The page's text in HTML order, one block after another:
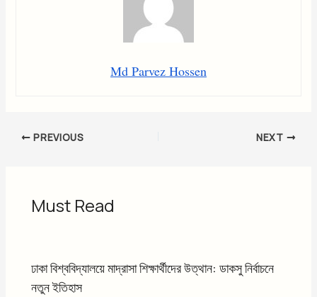
Md Parvez Hossen
PREVIOUS NEXT
Must Read
ঢাকা বিশ্ববিদ্যালয়ে মাদ্রাসা শিক্ষার্থীদের উত্থান: ডাকসু নির্বাচনে
নতুন ইতিহাস